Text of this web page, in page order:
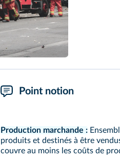
Point notion
Production marchande :
produits et destinés à être
couvre au moins les coûts de